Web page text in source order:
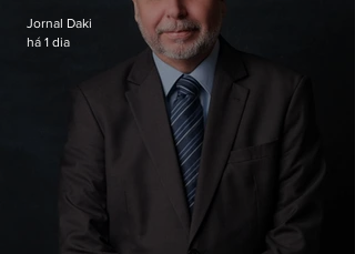
Jornal Daki
há 1 dia